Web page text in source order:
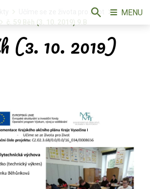
Učíme se ze života pro život
(3. 10. 2019)
MENU